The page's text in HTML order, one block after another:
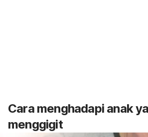
Cara menghadapi anak
menggigit